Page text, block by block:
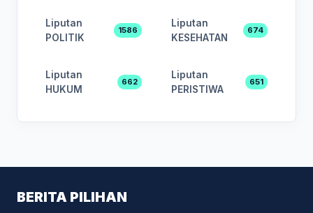
Liputan
POLITIK
1586
Liputan
KESEHATAN
674
Liputan
HUKUM
662
Liputan
PERISTIWA
651
BERITA PILIHAN